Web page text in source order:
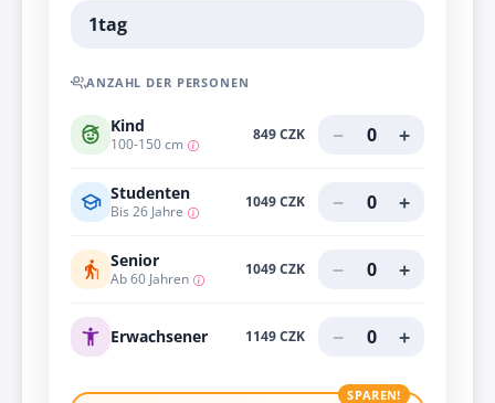
1tag
ANZAHL DER PERSONEN
Kind
100-150 cm 849 CZK − 0 +
Studenten
Bis 26 Jahre 1049 CZK − 0 +
Senior
Ab 60 Jahren 1049 CZK − 0 +
Erwachsener 1149 CZK − 0 +
SPAREN!